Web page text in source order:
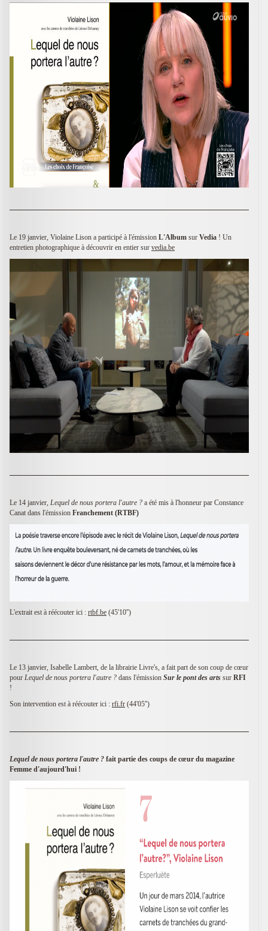
Le 19 janvier, Violaine Lison a participé à l'émission L'Album sur Vedia ! Un
entretien photographique à découvrir en entier sur vedia.be
Le 14 janvier, Lequel de nous portera l'autre ? a été mis à l'honneur par Constance
Canat dans l'émission Franchement (RTBF)
L'extrait est à réécouter ici : rtbf.be (45'10'')
Le 13 janvier, Isabelle Lambert, de la librairie Livre's, a fait part de son coup de cœur
pour Lequel de nous portera l'autre ? dans l'émission Sur le pont des arts sur RFI
!
Son intervention est à réécouter ici : rfi.fr (44'05'')
Lequel de nous portera l'autre ? fait partie des coups de cœur du magazine
Femme d'aujourd'hui !